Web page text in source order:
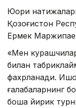
Юқори
Қозоғистон
Ермек
«Мен
билан
фахрланади.
ғалабаларнинг
бошқа йирик